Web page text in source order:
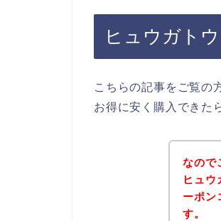
ヒュウガト
こちらの記事をご覧の
お得に安く購入できた
なので
ヒュウ
ーポン
す。